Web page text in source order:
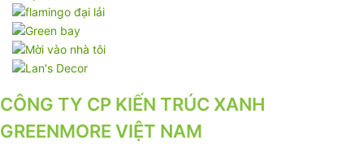
CÔNG TY CP KIẾN TRÚC XANH
GREENMORE VIỆT NAM